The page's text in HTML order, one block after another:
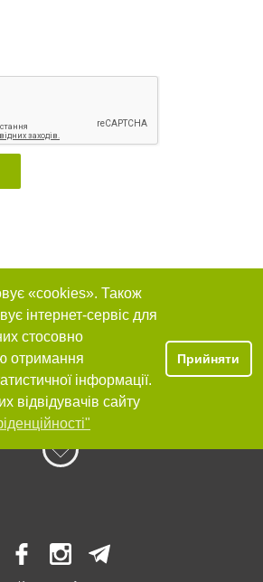
«cookies». Також
інтернет-сервіс для
стосовно
отримання
інформації.
відвідувачів сайту
Прийняти